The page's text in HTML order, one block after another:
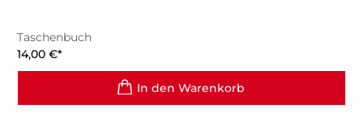
Taschenbuch
14,00 €*
In den Warenkorb